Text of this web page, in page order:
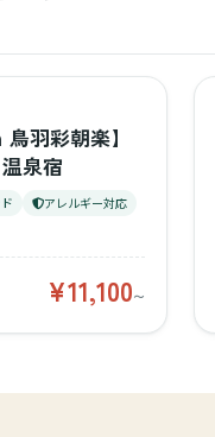
羽彩朝楽】
泉宿
アレルギー対応
¥11,100〜